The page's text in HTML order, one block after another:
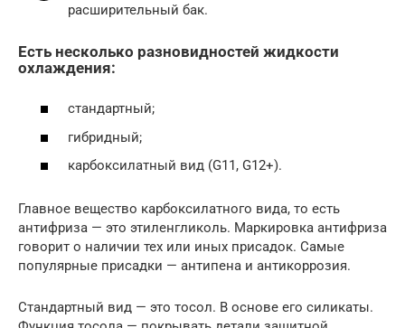
расширительный бак.
Есть несколько разновидностей жидкости
охлаждения:
стандартный;
гибридный;
карбоксилатный вид (G11, G12+).
Главное вещество карбоксилатного вида, то есть
антифриза — это этиленгликоль. Маркировка антифриза
говорит о наличии тех или иных присадок. Самые
популярные присадки — антипена и антикоррозия.
Стандартный вид — это тосол. В основе его силикаты.